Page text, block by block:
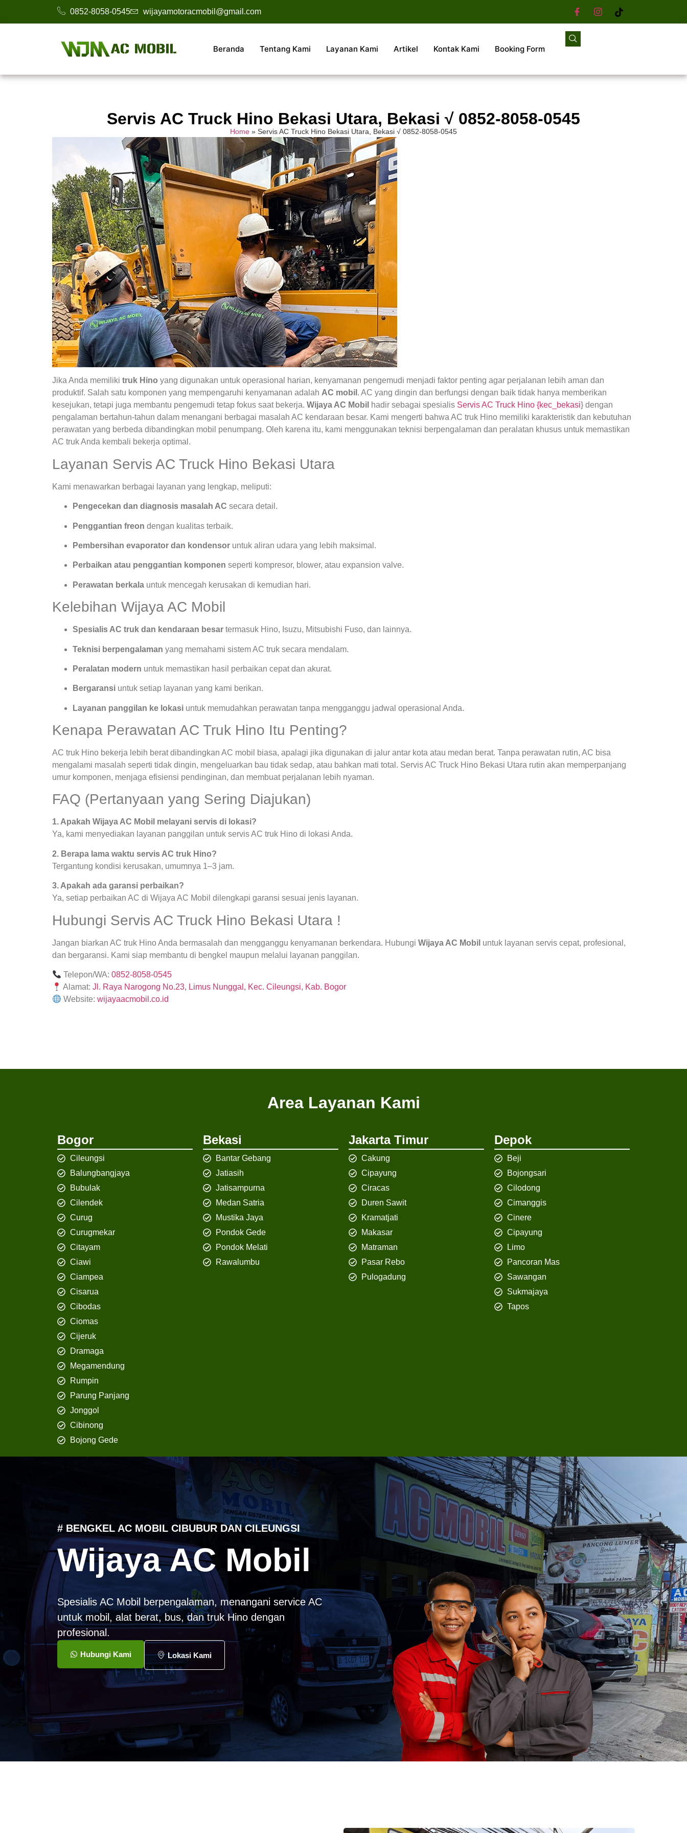
0852-8058-0545 wijayamotoracmobil@gmail.com
Beranda Tentang Kami Layanan Kami Artikel Kontak Kami Booking Form
Servis AC Truck Hino Bekasi Utara, Bekasi √ 0852-8058-0545
Home » Servis AC Truck Hino Bekasi Utara, Bekasi √ 0852-8058-0545
Jika Anda memiliki truk Hino yang digunakan untuk operasional harian, kenyamanan pengemudi menjadi faktor penting agar perjalanan lebih aman dan
produktif. Salah satu komponen yang mempengaruhi kenyamanan adalah AC mobil . AC yang dingin dan berfungsi dengan baik tidak hanya memberikan
kesejukan, tetapi juga membantu pengemudi tetap fokus saat bekerja. Wijaya AC Mobil hadir sebagai spesialis Servis AC Truck Hino {kec_bekasi} dengan
pengalaman bertahun-tahun dalam menangani berbagai masalah AC kendaraan besar. Kami mengerti bahwa AC truk Hino memiliki karakteristik dan kebutuhan
perawatan yang berbeda dibandingkan mobil penumpang. Oleh karena itu, kami menggunakan teknisi berpengalaman dan peralatan khusus untuk memastikan
AC truk Anda kembali bekerja optimal.
Layanan Servis AC Truck Hino Bekasi Utara
Kami menawarkan berbagai layanan yang lengkap, meliputi:
Pengecekan dan diagnosis masalah AC secara detail.
Penggantian freon dengan kualitas terbaik.
Pembersihan evaporator dan kondensor untuk aliran udara yang lebih maksimal.
Perbaikan atau penggantian komponen seperti kompresor, blower, atau expansion valve.
Perawatan berkala untuk mencegah kerusakan di kemudian hari.
Kelebihan Wijaya AC Mobil
Spesialis AC truk dan kendaraan besar termasuk Hino, Isuzu, Mitsubishi Fuso, dan lainnya.
Teknisi berpengalaman yang memahami sistem AC truk secara mendalam.
Peralatan modern untuk memastikan hasil perbaikan cepat dan akurat.
Bergaransi untuk setiap layanan yang kami berikan.
Layanan panggilan ke lokasi untuk memudahkan perawatan tanpa mengganggu jadwal operasional Anda.
Kenapa Perawatan AC Truk Hino Itu Penting?
AC truk Hino bekerja lebih berat dibandingkan AC mobil biasa, apalagi jika digunakan di jalur antar kota atau medan berat. Tanpa perawatan rutin, AC bisa
mengalami masalah seperti tidak dingin, mengeluarkan bau tidak sedap, atau bahkan mati total. Servis AC Truck Hino Bekasi Utara rutin akan memperpanjang
umur komponen, menjaga efisiensi pendinginan, dan membuat perjalanan lebih nyaman.
FAQ (Pertanyaan yang Sering Diajukan)
1. Apakah Wijaya AC Mobil melayani servis di lokasi?
Ya, kami menyediakan layanan panggilan untuk servis AC truk Hino di lokasi Anda.
2. Berapa lama waktu servis AC truk Hino?
Tergantung kondisi kerusakan, umumnya 1–3 jam.
3. Apakah ada garansi perbaikan?
Ya, setiap perbaikan AC di Wijaya AC Mobil dilengkapi garansi sesuai jenis layanan.
Hubungi Servis AC Truck Hino Bekasi Utara !
Jangan biarkan AC truk Hino Anda bermasalah dan mengganggu kenyamanan berkendara. Hubungi Wijaya AC Mobil untuk layanan servis cepat, profesional,
dan bergaransi. Kami siap membantu di bengkel maupun melalui layanan panggilan.
Telepon/WA:0852-8058-0545
Alamat:Jl. Raya Narogong No.23, Limus Nunggal, Kec. Cileungsi, Kab. Bogor
Website:wijayaacmobil.co.id
Area Layanan Kami
Bogor
Cileungsi
Balungbangjaya
Bubulak
Cilendek
Curug
Curugmekar
Citayam
Ciawi
Ciampea
Cisarua
Cibodas
Ciomas
Cijeruk
Dramaga
Megamendung
Rumpin
Parung Panjang
Jonggol
Cibinong
Bojong Gede
Bekasi
Bantar Gebang
Jatiasih
Jatisampurna
Medan Satria
Mustika Jaya
Pondok Gede
Pondok Melati
Rawalumbu
Jakarta Timur
Cakung
Cipayung
Ciracas
Duren Sawit
Kramatjati
Makasar
Matraman
Pasar Rebo
Pulogadung
Depok
Beji
Bojongsari
Cilodong
Cimanggis
Cinere
Cipayung
Limo
Pancoran Mas
Sawangan
Sukmajaya
Tapos
# BENGKEL AC MOBIL CIBUBUR DAN CILEUNGSI
Wijaya AC Mobil
Spesialis AC Mobil berpengalaman, menangani service AC
untuk mobil, alat berat, bus, dan truk Hino dengan
profesional.
Hubungi Kami Lokasi Kami